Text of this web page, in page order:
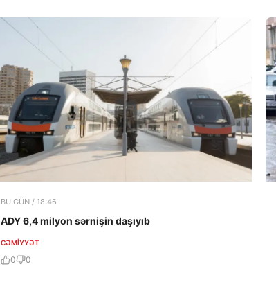
BU GÜN / 18:46
ADY 6,4 milyon sərnişin daşıyıb
CƏMIYYƏT
0 0